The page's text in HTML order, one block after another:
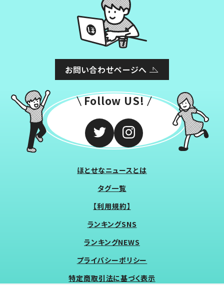
お問い合わせページへ
Follow US!
ほとせなニュースとは
タグ一覧
【利用規約】
ランキングSNS
ランキングNEWS
プライバシーポリシー
特定商取引法に基づく表示